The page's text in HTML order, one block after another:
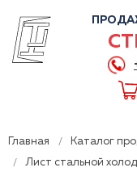
Главная
Каталог
Лист стальной